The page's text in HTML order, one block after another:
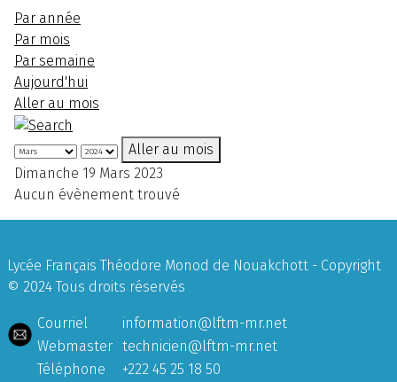
Par année
Par mois
Par semaine
Aujourd'hui
Aller au mois
Aller au mois
Dimanche 19 Mars 2023
Aucun évènement trouvé
Lycée Français Théodore Monod de Nouakchott - Copyright
© 2024 Tous droits réservés
Courriel
information@lftm-mr.net
Webmaster technicien@lftm-mr.net
Téléphone
+222 45 25 18 50